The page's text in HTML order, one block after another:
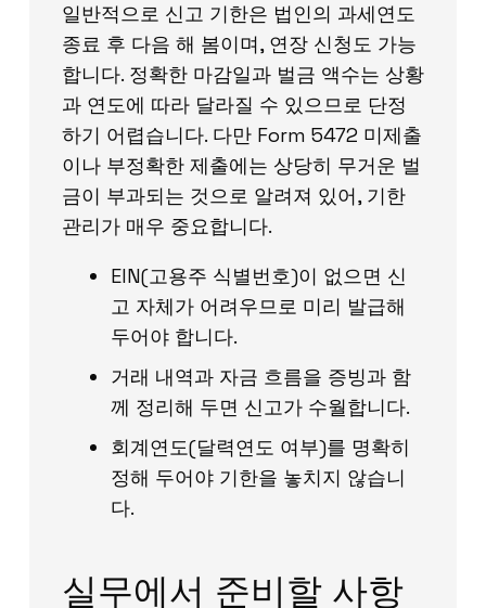
일반적으로 신고 기한은 법인의 과세연도
종료 후 다음 해 봄이며, 연장 신청도 가능
합니다. 정확한 마감일과 벌금 액수는 상황
과 연도에 따라 달라질 수 있으므로 단정
하기 어렵습니다. 다만 Form 5472 미제출
이나 부정확한 제출에는 상당히 무거운 벌
금이 부과되는 것으로 알려져 있어, 기한
관리가 매우 중요합니다.
EIN(고용주 식별번호)이 없으면 신
고 자체가 어려우므로 미리 발급해
두어야 합니다.
거래 내역과 자금 흐름을 증빙과 함
께 정리해 두면 신고가 수월합니다.
회계연도(달력연도 여부)를 명확히
정해 두어야 기한을 놓치지 않습니
다.
실무에서 준비할 사항